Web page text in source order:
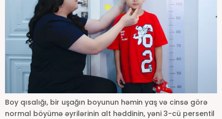
Boy qısalığı, bir uşağın boyunun həmin yaş və cinsə görə
normal böyümə əyrilərinin alt həddinin, yəni 3-cü persentil